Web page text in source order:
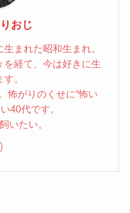
おじ
まれた昭和生まれ。
経て、今は好きに生
。
怖がりのくせに“怖い
40代です。
いたい。